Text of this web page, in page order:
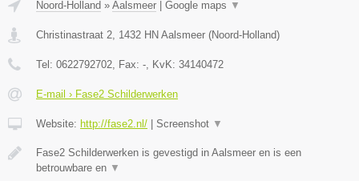
Noord-Holland » Aalsmeer Google maps ▼
Christinastraat 2 1432 HN Aalsmeer (Noord-Holland)
Tel: 0622792702 , Fax: - , KvK: 34140472
E-mail › Fase2 Schilderwerken
Website: http://fase2.nl/ Screenshot ▼
Fase2 Schilderwerken is gevestigd in Aalsmeer en is een
betrouwbare en ▼